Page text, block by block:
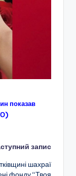
показав
запис
шахраї